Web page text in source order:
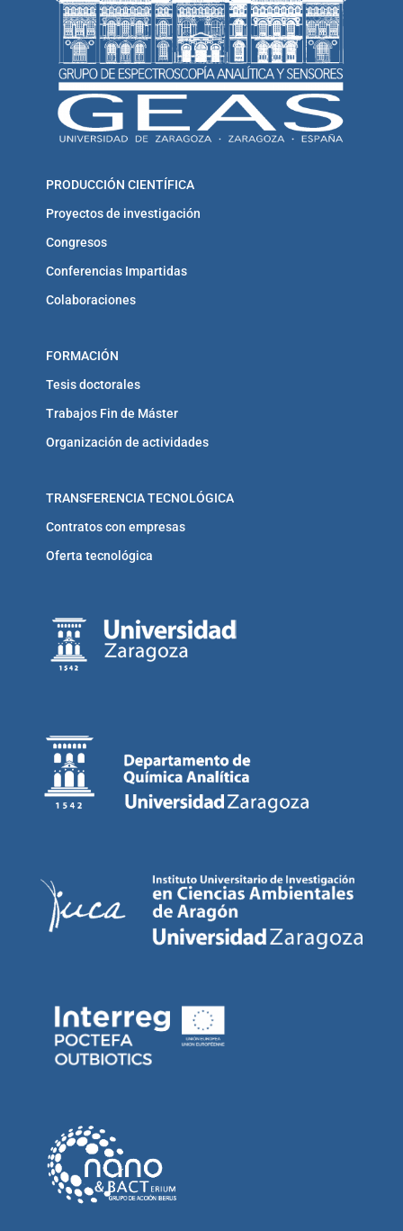
PRODUCCIÓN CIENTÍFICA
Proyectos de investigación
Congresos
Conferencias Impartidas
Colaboraciones
FORMACIÓN
Tesis doctorales
Trabajos Fin de Máster
Organización de actividades
TRANSFERENCIA TECNOLÓGICA
Contratos con empresas
Oferta tecnológica